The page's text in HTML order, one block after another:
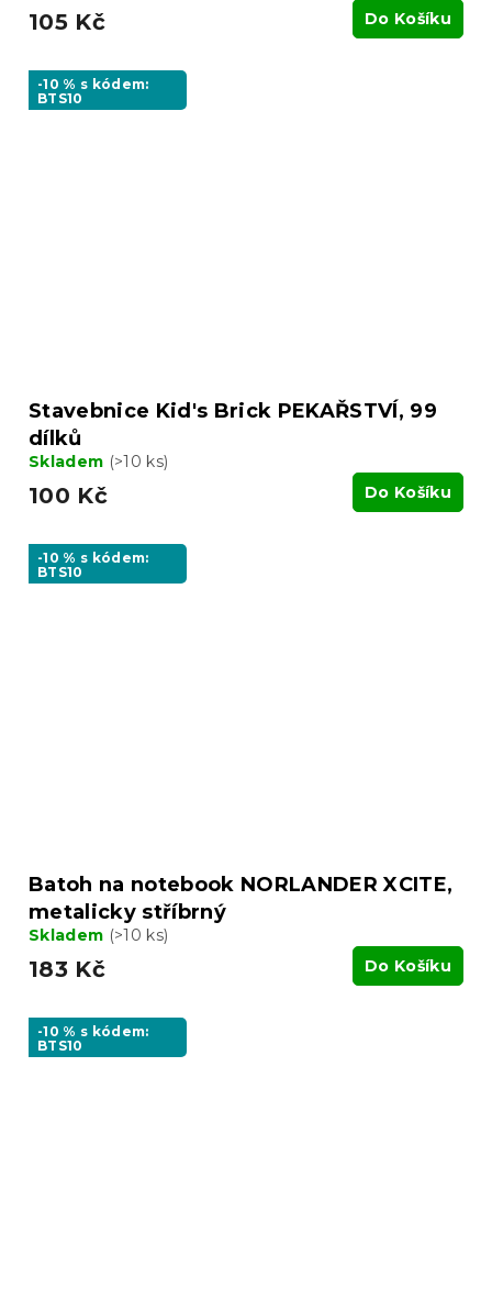
105 Kč Do Košíku
-10 % s kódem:
BTS10
Stavebnice Kid's Brick PEKAŘSTVÍ, 99
dílků
Skladem (>10 ks)
100 Kč Do Košíku
-10 % s kódem:
BTS10
Batoh na notebook NORLANDER XCITE,
metalicky stříbrný
Skladem (>10 ks)
183 Kč Do Košíku
-10 % s kódem:
BTS10